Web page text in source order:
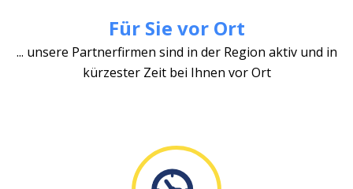
Für Sie vor Ort
... unsere Partnerfirmen sind in der Region aktiv und in
kürzester Zeit bei Ihnen vor Ort